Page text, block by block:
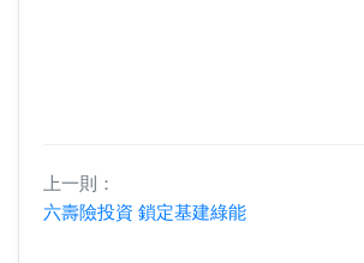
上一則：
六壽險投資 鎖定基建綠能